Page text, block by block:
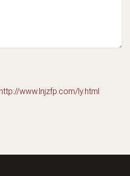
www.lnjzfp.com/ly.html